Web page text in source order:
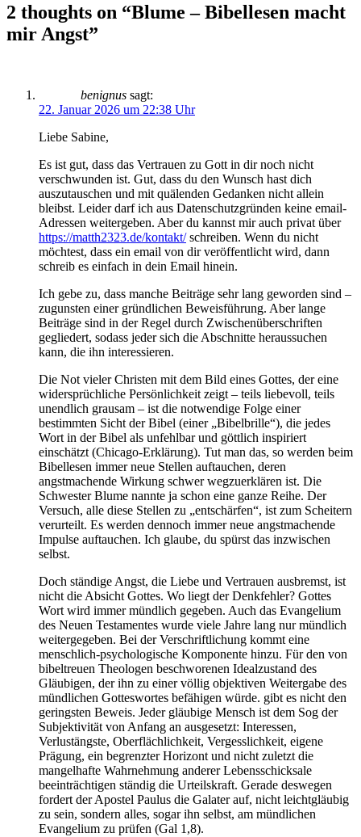
2 thoughts on “Blume – Bibellesen macht
mir Angst”
benignus sagt:
22. Januar 2026 um 22:38 Uhr
Liebe Sabine,
Es ist gut, dass das Vertrauen zu Gott in dir noch nicht
verschwunden ist. Gut, dass du den Wunsch hast dich
auszutauschen und mit quälenden Gedanken nicht allein
bleibst. Leider darf ich aus Datenschutzgründen keine email-
Adressen weitergeben. Aber du kannst mir auch privat über
https://matth2323.de/kontakt/schreiben. Wenn du nicht
möchtest, dass ein email von dir veröffentlicht wird, dann
schreib es einfach in dein Email hinein.
Ich gebe zu, dass manche Beiträge sehr lang geworden sind –
zugunsten einer gründlichen Beweisführung. Aber lange
Beiträge sind in der Regel durch Zwischenüberschriften
gegliedert, sodass jeder sich die Abschnitte heraussuchen
kann, die ihn interessieren.
Die Not vieler Christen mit dem Bild eines Gottes, der eine
widersprüchliche Persönlichkeit zeigt – teils liebevoll, teils
unendlich grausam – ist die notwendige Folge einer
bestimmten Sicht der Bibel (einer „Bibelbrille“), die jedes
Wort in der Bibel als unfehlbar und göttlich inspiriert
einschätzt (Chicago-Erklärung). Tut man das, so werden beim
Bibellesen immer neue Stellen auftauchen, deren
angstmachende Wirkung schwer wegzuerklären ist. Die
Schwester Blume nannte ja schon eine ganze Reihe. Der
Versuch, alle diese Stellen zu „entschärfen“, ist zum Scheitern
verurteilt. Es werden dennoch immer neue angstmachende
Impulse auftauchen. Ich glaube, du spürst das inzwischen
selbst.
Doch ständige Angst, die Liebe und Vertrauen ausbremst, ist
nicht die Absicht Gottes. Wo liegt der Denkfehler? Gottes
Wort wird immer mündlich gegeben. Auch das Evangelium
des Neuen Testamentes wurde viele Jahre lang nur mündlich
weitergegeben. Bei der Verschriftlichung kommt eine
menschlich-psychologische Komponente hinzu. Für den von
bibeltreuen Theologen beschworenen Idealzustand des
Gläubigen, der ihn zu einer völlig objektiven Weitergabe des
mündlichen Gotteswortes befähigen würde. gibt es nicht den
geringsten Beweis. Jeder gläubige Mensch ist dem Sog der
Subjektivität von Anfang an ausgesetzt: Interessen,
Verlustängste, Oberflächlichkeit, Vergesslichkeit, eigene
Prägung, ein begrenzter Horizont und nicht zuletzt die
mangelhafte Wahrnehmung anderer Lebensschicksale
beeinträchtigen ständig die Urteilskraft. Gerade deswegen
fordert der Apostel Paulus die Galater auf, nicht leichtgläubig
zu sein, sondern alles, sogar ihn selbst, am mündlichen
Evangelium zu prüfen (Gal 1,8).